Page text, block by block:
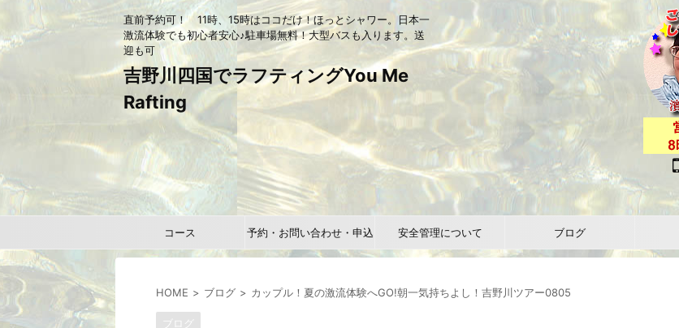
直前予約可！ 11時、15時はココだけ！ほっとシャワー。日本一
激流体験でも初心者安心♪駐車場無料！大型バスも入ります。送
迎も可
吉野川四国でラフティングYou Me
Rafting
コース 予約・お問い合わせ・申込 安全管理について ブログ
HOME ブログ カップル！夏の激流体験へGO!朝一気持ちよし！吉野川ツアー0805
ブログ